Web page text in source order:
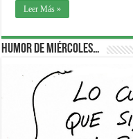
Leer Más »
Humor de Miércoles…